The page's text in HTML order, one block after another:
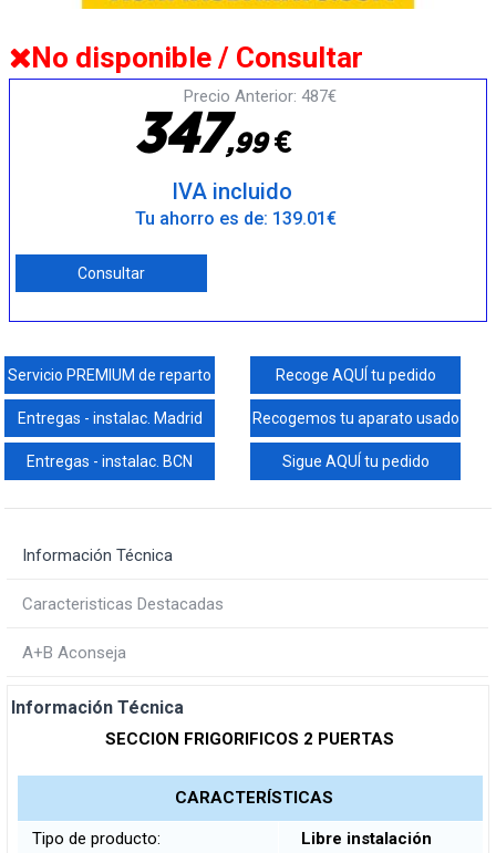
No disponible / Consultar
Precio Anterior: 487€
347,99€
IVA incluido
Tu ahorro es de: 139.01€
Consultar
Servicio PREMIUM de reparto Recoge AQUÍ tu pedido
Entregas - instalac. Madrid Recogemos tu aparato usado
Entregas - instalac. BCN Sigue AQUÍ tu pedido
Información Técnica
Caracteristicas Destacadas
A+B Aconseja
Información Técnica
SECCION FRIGORIFICOS 2 PUERTAS
CARACTERÍSTICAS
Tipo de producto:
Libre instalación